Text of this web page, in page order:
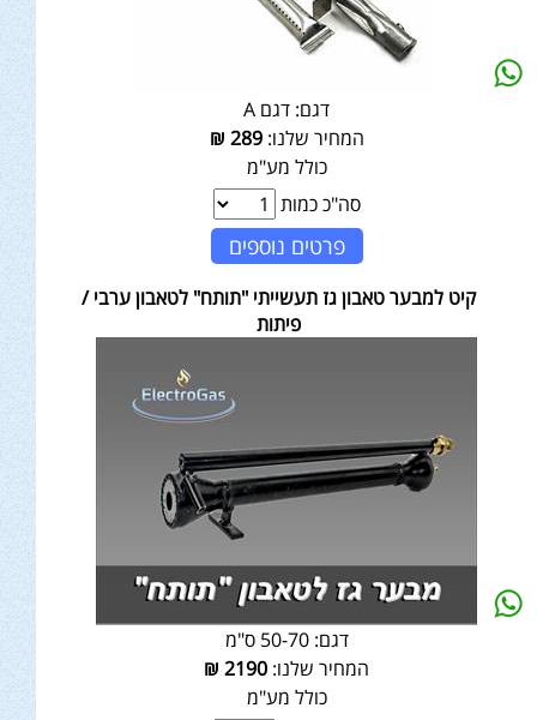
דגם: דגם A
המחיר שלנו:289
₪
כולל מע"מ
סה"כ כמות
פרטים נוספים
קיט למבער טאבון גז תעשייתי "תותח" לטאבון ערבי /
פיתות
דגם: 50-70 ס"מ
המחיר שלנו: 2190
₪
כולל מע"מ